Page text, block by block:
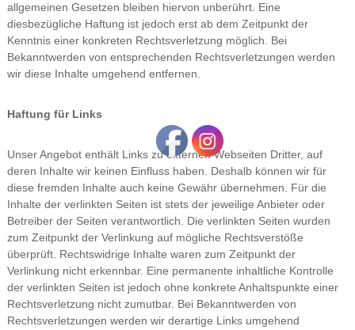
allgemeinen Gesetzen bleiben hiervon unberührt. Eine
diesbezügliche Haftung ist jedoch erst ab dem Zeitpunkt der
Kenntnis einer konkreten Rechtsverletzung möglich. Bei
Bekanntwerden von entsprechenden Rechtsverletzungen werden
wir diese Inhalte umgehend entfernen.
Haftung für Links
Unser Angebot enthält Links zu externen Webseiten Dritter, auf
deren Inhalte wir keinen Einfluss haben. Deshalb können wir für
diese fremden Inhalte auch keine Gewähr übernehmen. Für die
Inhalte der verlinkten Seiten ist stets der jeweilige Anbieter oder
Betreiber der Seiten verantwortlich. Die verlinkten Seiten wurden
zum Zeitpunkt der Verlinkung auf mögliche Rechtsverstöße
überprüft. Rechtswidrige Inhalte waren zum Zeitpunkt der
Verlinkung nicht erkennbar. Eine permanente inhaltliche Kontrolle
der verlinkten Seiten ist jedoch ohne konkrete Anhaltspunkte einer
Rechtsverletzung nicht zumutbar. Bei Bekanntwerden von
Rechtsverletzungen werden wir derartige Links umgehend